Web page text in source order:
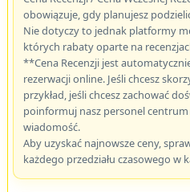
obowiązuje, gdy planujesz
Nie dotyczy to jednak platformy
których rabaty oparte na
**Cena Recenzji jest
rezerwacji online. Jeśli chcesz
przykład, jeśli chcesz zachować
poinformuj nasz personel
wiadomość.
Aby uzyskać najnowsze ceny,
każdego przedziału czasowego w